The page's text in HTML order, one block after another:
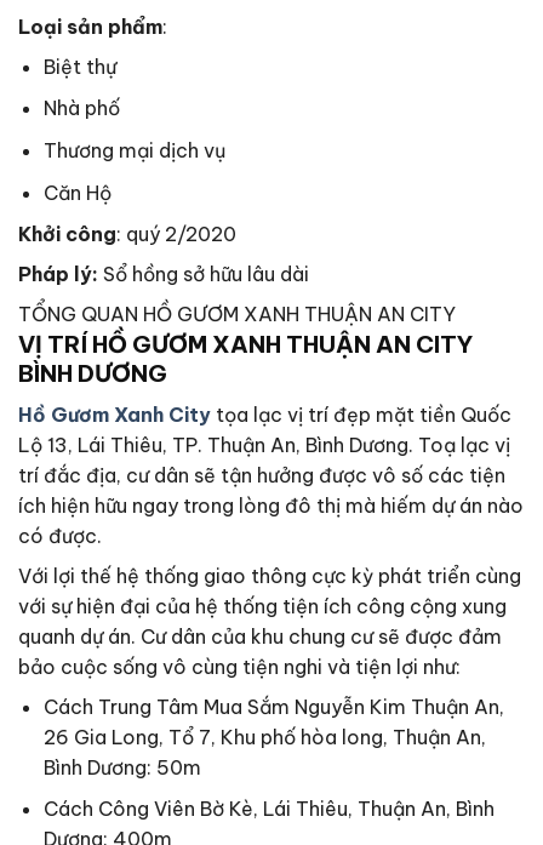
Loại sản phẩm:
Biệt thự
Nhà phố
Thương mại dịch vụ
Căn Hộ
Khởi công: quý 2/2020
Pháp lý: Sổ hồng sở hữu lâu dài
TỔNG QUAN HỒ GƯƠM XANH THUẬN AN CITY
VỊ TRÍ HỒ GƯƠM XANH THUẬN AN CITY
BÌNH DƯƠNG
Hồ Gươm Xanh City tọa lạc vị trí đẹp mặt tiền Quốc
Lộ 13, Lái Thiêu, TP. Thuận An, Bình Dương. Toạ lạc vị
trí đắc địa, cư dân sẽ tận hưởng được vô số các tiện
ích hiện hữu ngay trong lòng đô thị mà hiếm dự án nào
có được.
Với lợi thế hệ thống giao thông cực kỳ phát triển cùng
với sự hiện đại của hệ thống tiện ích công cộng xung
quanh dự án. Cư dân của khu chung cư sẽ được đảm
bảo cuộc sống vô cùng tiện nghi và tiện lợi như:
Cách Trung Tâm Mua Sắm Nguyễn Kim Thuận An,
26 Gia Long, Tổ 7, Khu phố hòa long, Thuận An,
Bình Dương: 50m
Cách Công Viên Bờ Kè, Lái Thiêu, Thuận An, Bình
Dương: 400m